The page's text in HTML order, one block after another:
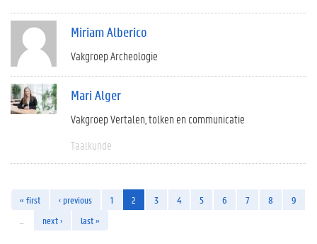
Miriam Alberico
Vakgroep Archeologie
Mari Alger
Vakgroep Vertalen, tolken en communicatie
Taalkunde
« first ‹ previous 1 2 3 4 5 6 7 8
9
next › last »